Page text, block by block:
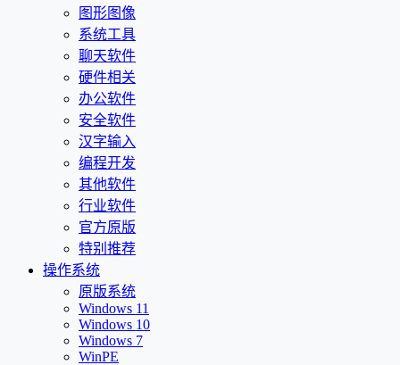
图形图像
系统工具
聊天软件
硬件相关
办公软件
安全软件
汉字输入
编程开发
其他软件
行业软件
官方原版
特别推荐
操作系统
原版系统
Windows 11
Windows 10
Windows 7
WinPE